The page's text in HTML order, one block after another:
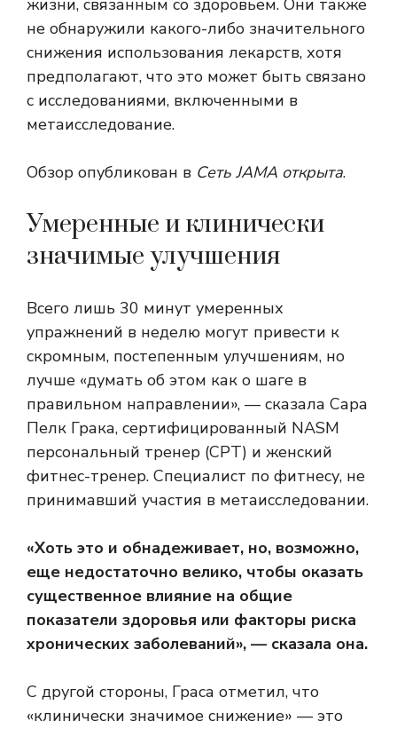
жизни, связанным со здоровьем. Они также
не обнаружили какого-либо значительного
снижения использования лекарств, хотя
предполагают, что это может быть связано
с исследованиями, включенными в
метаисследование.
Обзор опубликован в Сеть JAMA открыта.
Умеренные и клинически
значимые улучшения
Всего лишь 30 минут умеренных
упражнений в неделю могут привести к
скромным, постепенным улучшениям, но
лучше «думать об этом как о шаге в
правильном направлении», — сказала Сара
Пелк Грака, сертифицированный NASM
персональный тренер (CPT) и женский
фитнес-тренер. Специалист по фитнесу, не
принимавший участия в метаисследовании.
«Хоть это и обнадеживает, но, возможно,
еще недостаточно велико, чтобы оказать
существенное влияние на общие
показатели здоровья или факторы риска
хронических заболеваний», — сказала она.
С другой стороны, Граса отметил, что
«клинически значимое снижение» — это